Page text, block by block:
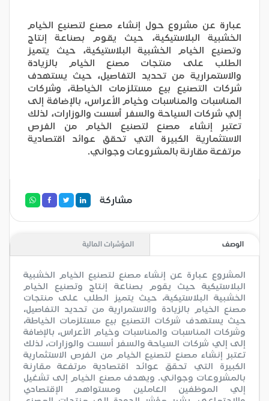
عبارة عن مشروع حول إنشاء مصنع لتصنيع الخيام
الخشبية البلاستيكية، حيث يقوم بصناعة إنتاج
وتصنيع الخيام الخشبية البلاستيكية، حيث يتميز
الطلب على منتجات مصنع الخيام بالزيادة
والاستمرارية من تحديد التفاصيل، حيث يستهدف
شركات التصنيع بيع مستلزمات الخياطة، وشركات
المناسبات والمناسبات وخيام الأعراس، بالإضافة إلى
إلي شركات السياحة والسفر أسست والوزارات، لذلك
تعتبر إنشاء مصنع لتصنيع الخيام من الفرص
الاستثمارية الكبيرة التي تحقق عوائد اقتصادية
مرتفعة مقارنة بالمشروعات وجواني.
مشاركة
الوصف المؤشرات المالية
المشروع عبارة عن إنشاء مصنع لتصنيع الخيام الخشبية
البلاستيكية حيث يقوم بصناعة إنتاج وتصنيع الخيام
الخشبية البلاستيكية، حيث يتميز الطلب على منتجات
مصنع الخيام بالزيادة والاستمرارية من تحديد التفاصيل،
حيث يستهدف شركات التصنيع بيع مستلزمات الخياطة،
وشركات المناسبات والمناسبات وخيام الأعراس، بالإضافة
إلى إلي شركات السياحة والسفر أسست والوزارات، لذلك
تعتبر إنشاء مصنع لتصنيع الخيام من الفرص الاستثمارية
الكبيرة التي تحقق عوائد اقتصادية مرتفعة مقارنة
بالمشروعات وجواني. ويهدف مصنع الخيام إلى تشغيل
إلي الموظفين العاملين ومستواهم الإقتصادي